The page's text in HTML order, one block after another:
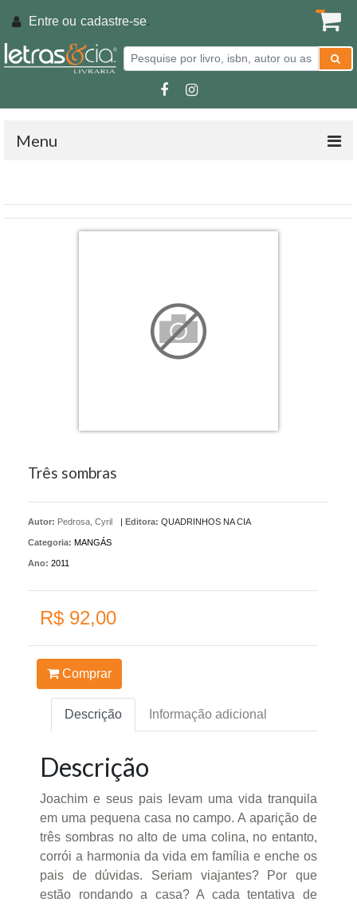
Entre ou cadastre-se.
Menu
Três sombras
Autor: Pedrosa, Cyril | Editora: QUADRINHOS NA CIA
Categoria: MANGÁS
Ano: 2011
R$ 92,00
Comprar
Descrição Informação adicional
Descrição
Joachim e seus pais levam uma vida tranquila
em uma pequena casa no campo. A aparição de
três sombras no alto de uma colina, no entanto,
corrói a harmonia da vida em família e enche os
pais de dúvidas. Seriam viajantes? Por que
estão rondando a casa? A cada tentativa de